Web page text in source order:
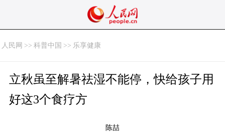
人民网 >> 科普中国 >> 乐享健康
立秋虽至解暑祛湿不能停，快给孩子用
好这3个食疗方
陈喆